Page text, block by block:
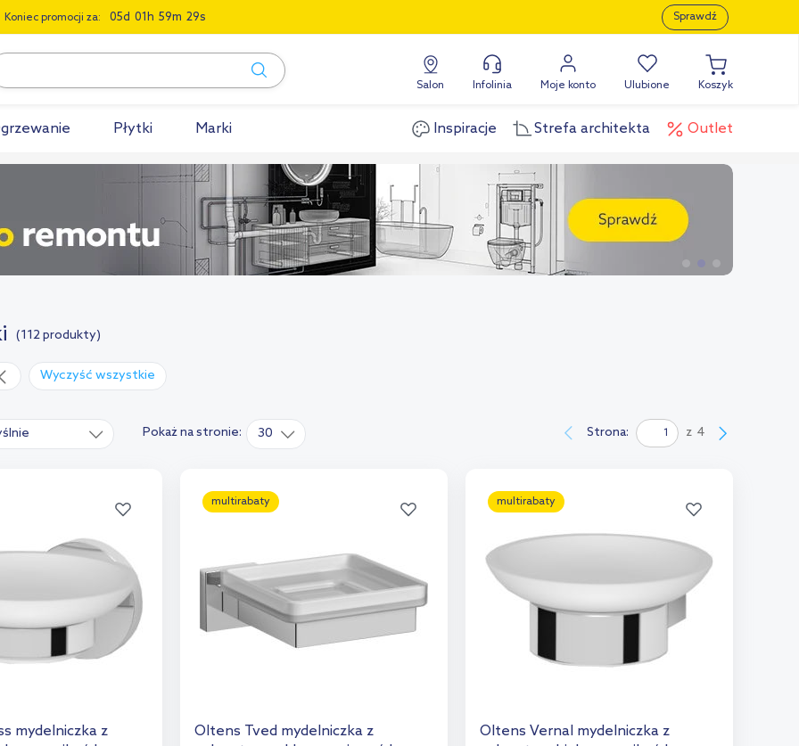
Koniec promocji za: 05 01 59 28 Sprawdź
Salon Infolinia Moje konto Ulubione Koszyk
Płytki Marki Inspiracje Strefa architekta Outlet
(112 produkty)
Wyczyść wszystkie
Pokaż na stronie: 30 Strona: z 4
mydelniczka z
multirabaty
Oltens Tved mydelniczka z
multirabaty
Oltens Vernal mydelniczka z